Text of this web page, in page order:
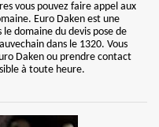
vous pouvez faire appel aux
Euro Daken est une
domaine du devis pose de
dans le 1320. Vous
Daken ou prendre contact
à toute heure.